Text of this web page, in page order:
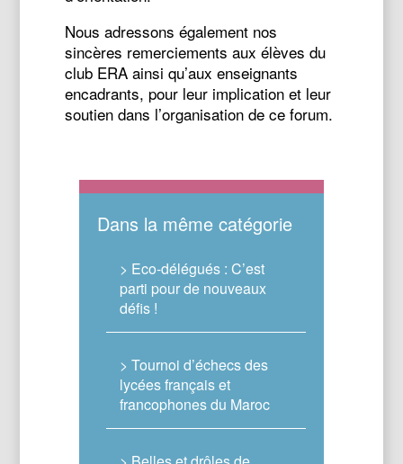
Nous adressons également nos
sincères remerciements aux élèves du
club ERA ainsi qu’aux enseignants
encadrants, pour leur implication et leur
soutien dans l’organisation de ce forum.
Dans la même catégorie
> Eco-délégués : C’est
parti pour de nouveaux
défis !
> Tournoi d’échecs des
lycées français et
francophones du Maroc